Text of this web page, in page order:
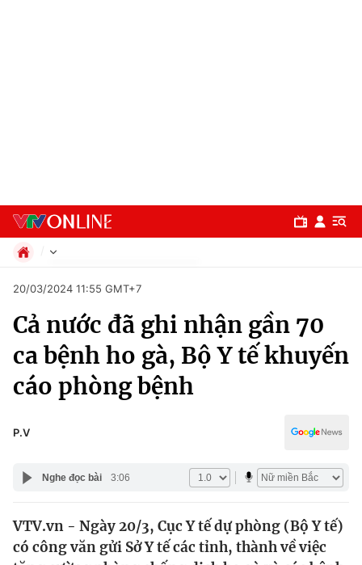
Chuyên mục
Chính trị
Thế giới
Xã hội
Pháp luật
Thể thao
Truyền hình
Văn hóa - Giải trí
Giáo dục
20/03/2024 11:55 GMT+7
Cả nước đã ghi nhận gần 70
ca bệnh ho gà, Bộ Y tế khuyến
cáo phòng bệnh
P.V
Nghe đọc bài 3:06
VTV.vn - Ngày 20/3, Cục Y tế dự phòng (Bộ Y tế)
có công văn gửi Sở Y tế các tỉnh, thành về việc